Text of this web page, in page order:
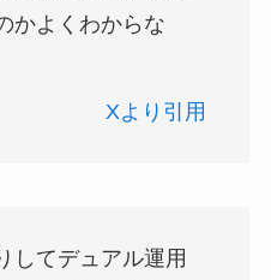
かよくわからな
Xより引用
してデュアル運用